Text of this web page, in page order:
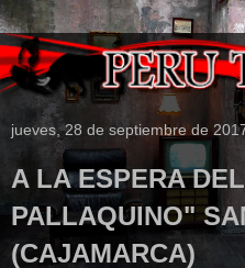
jueves, 28 de septiembre de
A LA ESPERA
PALLAQUINO"
(CAJAMARCA)